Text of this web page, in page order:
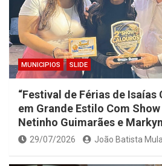
MUNICIPIOS SLIDE
“Festival de Férias de Isaías
em Grande Estilo Com
Netinho Guimarães e
29/07/2026 João Batista